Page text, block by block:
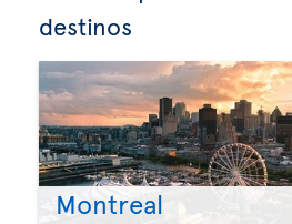
destinos
Montreal